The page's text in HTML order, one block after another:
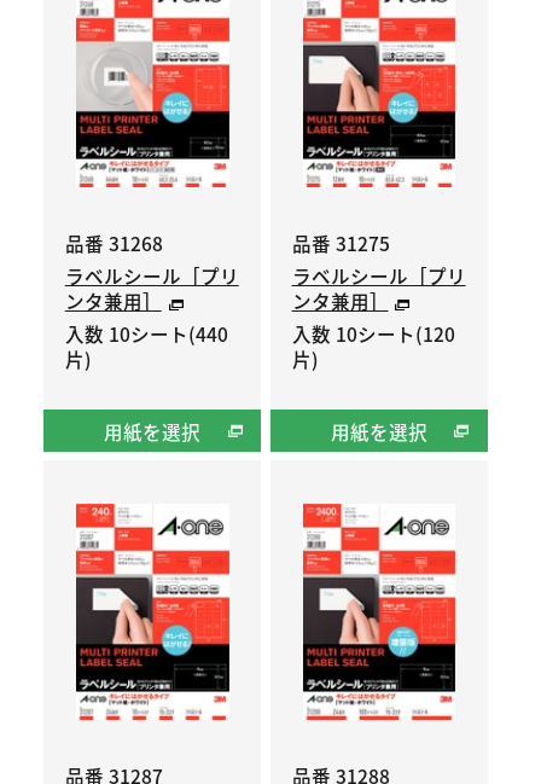
品番 31268
ラベルシール［プリ
ンタ兼用］
入数 10シート(440
片)
用紙を選択
品番 31275
ラベルシール［プリ
ンタ兼用］
入数 10シート(120
片)
用紙を選択
品番 31287
品番 31288